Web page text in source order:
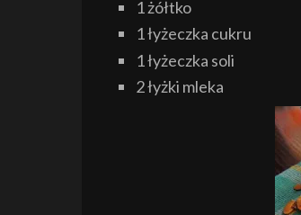
1 żółtko
1 łyżeczka cukru
1 łyżeczka soli
2 łyżki mleka